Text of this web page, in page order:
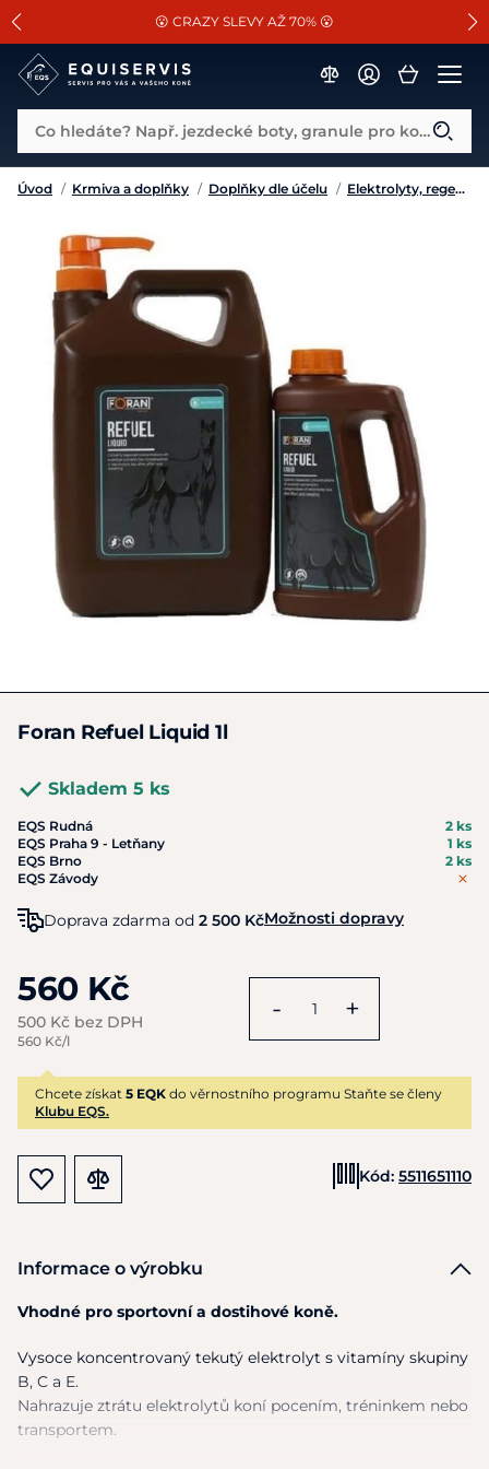
SLEVA 13% na vše od Cassini!
😮 CRAZY SLEVY AŽ 70% 😮
📐Pasování a doplňky k vybraným sedlům ZDARMA 🐴
Co hledáte? Např. jezdecké boty, granule pro koně...
Úvod / Krmiva a doplňky / Doplňky dle účelu / Elektrolyty, regenerace
Foran Refuel Liquid 1l
Skladem 5 ks
EQS Rudná
2 ks
EQS Praha 9 - Letňany
1 ks
EQS Brno
2 ks
EQS Závody
Doprava zdarma od 2 500 KčMožnosti dopravy
560 Kč
500 Kč bez DPH
560 Kč/l
- +
Chcete získat 5 EQK do věrnostního programu Staňte se členy
Klubu EQS.
Kód: 5511651110
Informace o výrobku
Vhodné pro sportovnía dostihové koně.
Vysoce koncentrovaný tekutý elektrolyt s vitamíny skupiny
B, C a E.
Nahrazuje ztrátu elektrolytů koní pocením, tréninkem nebo
transportem.